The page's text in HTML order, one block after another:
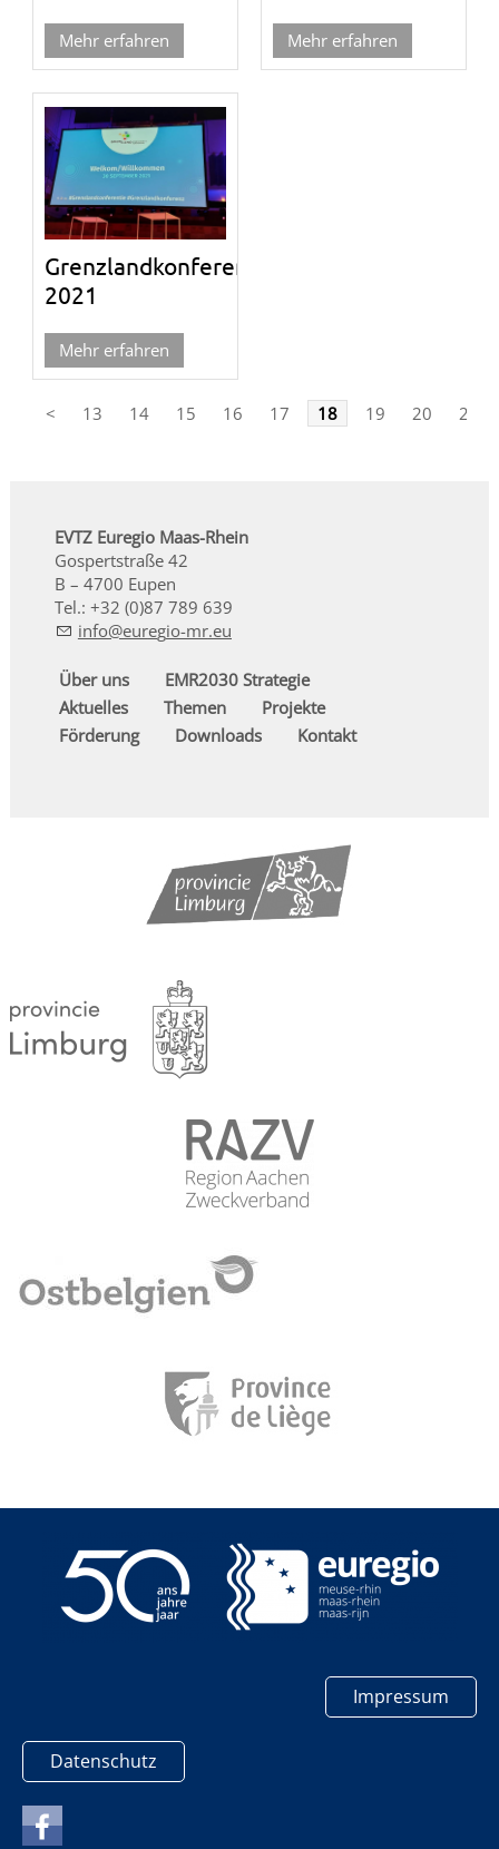
Mehr erfahren Mehr erfahren
Grenzlandkonferenz
2021
Mehr erfahren
< 13 14 15 16 17 18 19 20 21
EVTZ Euregio Maas-Rhein
Gospertstraße 42
B – 4700 Eupen
Tel.: +32 (0)87 789 639
nf
r g -mr
Über uns
EMR2030 Strategie
Aktuelles
Themen
Projekte
Förderung
Downloads Kontakt
Impressum
Datenschutz